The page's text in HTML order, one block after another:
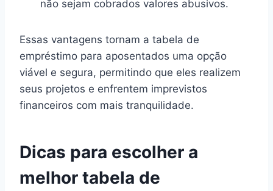
não sejam cobrados valores abusivos.
Essas vantagens tornam a tabela de
empréstimo para aposentados uma opção
viável e segura, permitindo que eles realizem
seus projetos e enfrentem imprevistos
financeiros com mais tranquilidade.
Dicas para escolher a
melhor tabela de